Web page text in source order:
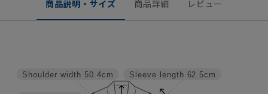
商品説明・サイズ 商品詳細 レビュー
Sleeve length 62.5cm
Shoulder width 50.4cm